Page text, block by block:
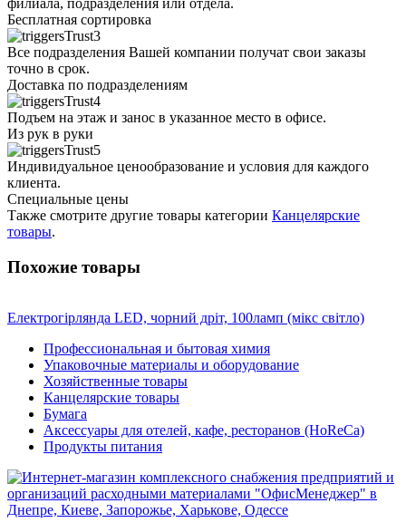
Бесплатная сортировка
Все подразделения Вашей компании получат свои заказы
точно в срок.
Доставка по подразделениям
Подъем на этаж и занос в указанное место в офисе.
Из рук в руки
Индивидуальное ценообразование и условия для каждого
клиента.
Специальные цены
Также смотрите другие товары категории Канцелярские
товары.
Похожие товары
Електрогірлянда LED, чорний дріт, 100ламп (мікс світло)
Профессиональная и бытовая химия
Упаковочные материалы и оборудование
Хозяйственные товары
Канцелярские товары
Бумага
Аксессуары для отелей, кафе, ресторанов (HoReCa)
Продукты питания